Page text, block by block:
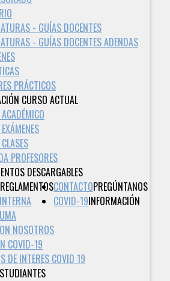
- GUÍAS DOCENTES
- GUÍAS DOCENTES ADENDAS
PRÁCTICOS
CURSO ACTUAL
PROFESORES
DESCARGABLES
REGLAMENTOSCONTACTOPREGÚNTANOS
NOSOTROS
COVID-19INFORMACIÓN
COVID-19
DE INTERES COVID 19